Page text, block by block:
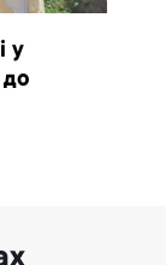
у